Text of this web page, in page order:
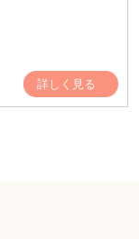
詳しく見る